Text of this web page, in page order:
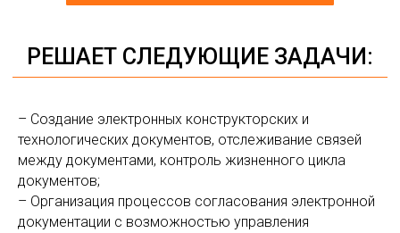
– Создание электронных конструкторских и
технологических документов, отслеживание связей
между документами, контроль жизненного цикла
документов;
– Организация процессов согласования электронной
документации с возможностью управления